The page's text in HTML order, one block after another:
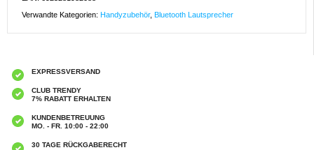
Verwandte Kategorien: Handyzubehör, Bluetooth Lautsprecher
EXPRESSVERSAND
CLUB TRENDY
7% RABATT ERHALTEN
KUNDENBETREUUNG
MO. - FR. 10:00 - 22:00
30 TAGE RÜCKGABERECHT